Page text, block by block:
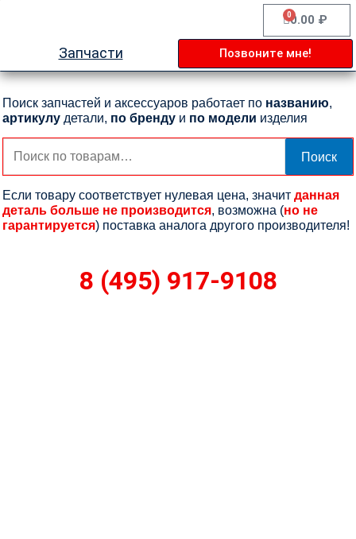
0.00 ₽
0
Cart
Запчасти Позвоните мне!
Поиск запчастей и аксессуаров работает по названию,
артикулу детали, по бренду и по модели изделия
Искать:
Поиск
Если товару соответствует нулевая цена, значит данная
деталь больше не производится, возможна (но не
гарантируется) поставка аналога другого производителя!
8 (495) 917-9108